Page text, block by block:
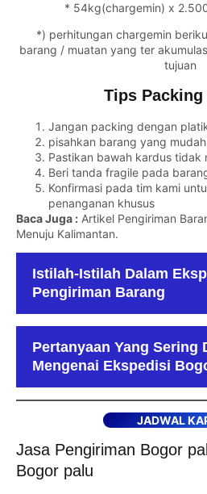
* 54kg(chargemin) x
*) perhitungan chargemin
barang / muatan yang ter
tujuan
Tips Packing
Jangan packing dengan
pisahkan barang yang
Pastikan bawah kardus tidak
Beri tanda fragile pada
Konfirmasi pada tim kami
penanganan khusus
Baca Juga : Artikel Pengiriman
Menuju Kalimantan.
Istilah-Istilah Dalam
Pengiriman Barang
Pertanyaan Yang Sering
Mengenai Ekspedisi
JADWAL
Jasa Pengiriman Bogor
Bogor palu